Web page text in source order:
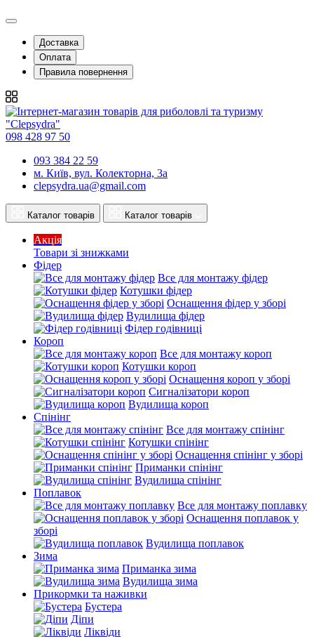
Доставка
Оплата
Правила повернення
098 428 97 50
093 384 22 59
м. Київ, вул. Колекторна, 3а
clepsydra.ua@gmail.com
Каталог товарів Каталог товарів
Акція
Товари зі знижками
Фідер
Все для монтажу фідер
Котушки фідер
Оснащення фідер у зборі
Вудилища фідер
Фідер годівниці
Короп
Все для монтажу короп
Котушки короп
Оснащення короп у зборі
Сигналізатори короп
Вудилища короп
Спінінг
Все для монтажу спінінг
Котушки спінінг
Оснащення спінінг у зборі
Приманки спінінг
Вудилища спінінг
Поплавок
Все для монтажу поплавку
Оснащення поплавок у
зборі
Вудилища поплавок
Зима
Приманка зима
Вудилища зима
Прикормки та наживки
Бустера
Діпи
Ліквіди